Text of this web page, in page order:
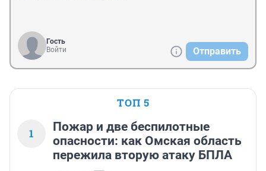
Гость
Войти
Отправить
ТОП 5
1
Пожар и две беспилотные
опасности: как Омская область
пережила вторую атаку БПЛА